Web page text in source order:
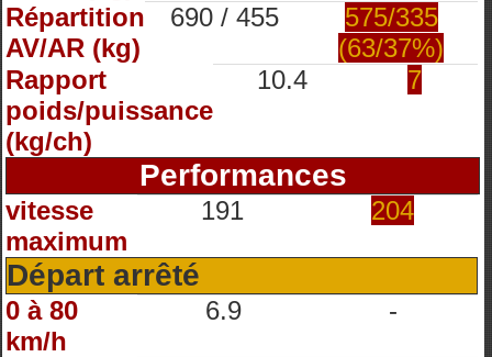
Répartition
AV/AR (kg)
690 / 455
575/335
(63/37%)
Rapport
poids/puissance
(kg/ch)
10.4 7
Performances
vitesse
maximum
191 204
Départ arrêté
0 à 80
km/h
6.9 -